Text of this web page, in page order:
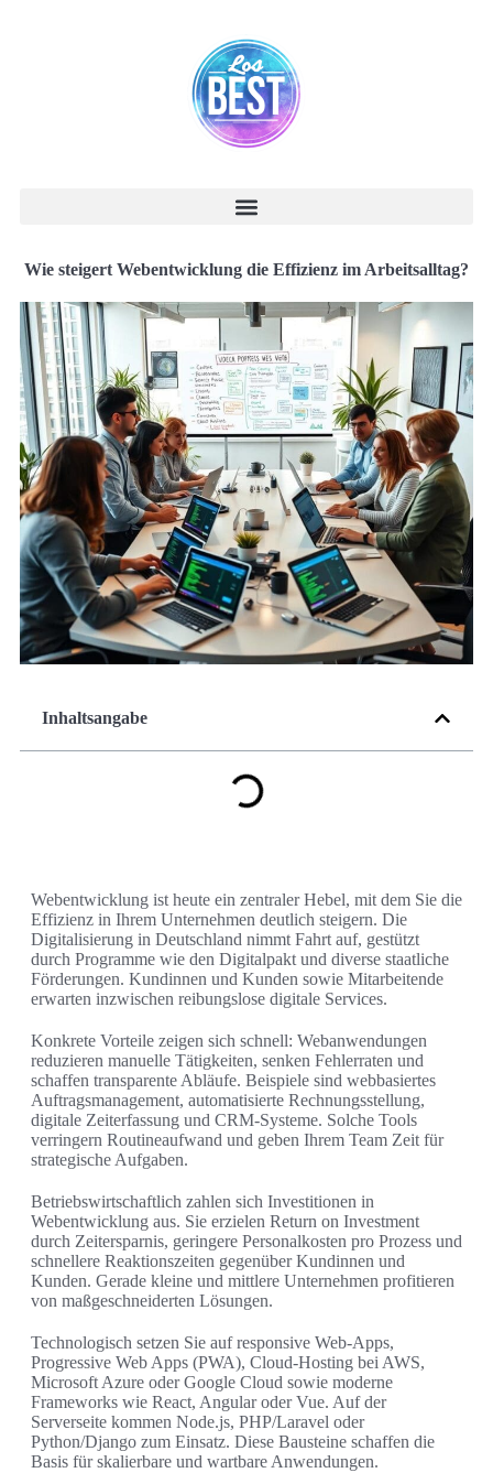
Wie steigert Webentwicklung die Effizienz im Arbeitsalltag?
Inhaltsangabe
Webentwicklung ist heute ein zentraler Hebel, mit dem Sie die
Effizienz in Ihrem Unternehmen deutlich steigern. Die
Digitalisierung in Deutschland nimmt Fahrt auf, gestützt
durch Programme wie den Digitalpakt und diverse staatliche
Förderungen. Kundinnen und Kunden sowie Mitarbeitende
erwarten inzwischen reibungslose digitale Services.
Konkrete Vorteile zeigen sich schnell: Webanwendungen
reduzieren manuelle Tätigkeiten, senken Fehlerraten und
schaffen transparente Abläufe. Beispiele sind webbasiertes
Auftragsmanagement, automatisierte Rechnungsstellung,
digitale Zeiterfassung und CRM-Systeme. Solche Tools
verringern Routineaufwand und geben Ihrem Team Zeit für
strategische Aufgaben.
Betriebswirtschaftlich zahlen sich Investitionen in
Webentwicklung aus. Sie erzielen Return on Investment
durch Zeitersparnis, geringere Personalkosten pro Prozess und
schnellere Reaktionszeiten gegenüber Kundinnen und
Kunden. Gerade kleine und mittlere Unternehmen profitieren
von maßgeschneiderten Lösungen.
Technologisch setzen Sie auf responsive Web-Apps,
Progressive Web Apps (PWA), Cloud-Hosting bei AWS,
Microsoft Azure oder Google Cloud sowie moderne
Frameworks wie React, Angular oder Vue. Auf der
Serverseite kommen Node.js, PHP/Laravel oder
Python/Django zum Einsatz. Diese Bausteine schaffen die
Basis für skalierbare und wartbare Anwendungen.